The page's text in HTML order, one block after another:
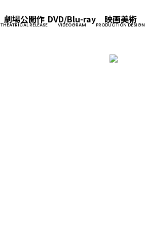
劇場公開作
THEATRICAL RELEASEDVD/Blu-ray
VIDEOGRAM 映画美術
PRODUCTION DESIGN